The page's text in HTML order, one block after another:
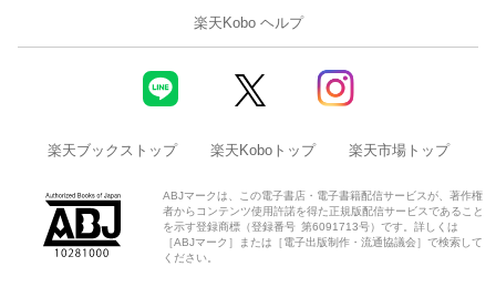
楽天Kobo ヘルプ
楽天ブックストップ 楽天Koboトップ 楽天市場トップ
ABJマークは、この電子書店・電子書籍配信サービスが、著作権
者からコンテンツ使用許諾を得た正規版配信サービスであること
を示す登録商標（登録番号 第6091713号）です。詳しくは
［ABJマーク］または［電子出版制作・流通協議会］で検索して
ください。